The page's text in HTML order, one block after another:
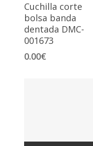
Cuchilla corte
bolsa banda
dentada DMC-
001673
0.00€